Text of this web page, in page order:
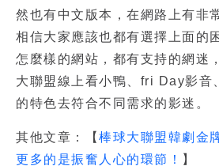
然也有中文版本，在網路上有非
相信大家應該也都有選擇上面的
怎麼樣的網站，都有支持的網迷
大聯盟線上看小鴨、fri Day影音
的特色去符合不同需求的影迷。
其他文章：【 棒球大聯盟韓劇金
更多的是振奮人心的環節！
】